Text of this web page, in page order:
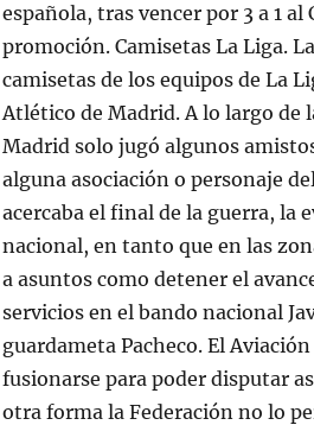
española, tras vencer por 3 a 1
promoción. Camisetas La Liga.
camisetas de los equipos de La
Atlético de Madrid. A lo largo de
Madrid solo jugó algunos
alguna asociación o personaje
acercaba el final de la guerra, la
nacional, en tanto que en las
a asuntos como detener el
servicios en el bando nacional
guardameta Pacheco. El
fusionarse para poder disputar
otra forma la Federación no lo